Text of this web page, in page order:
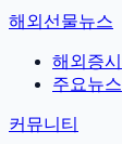
해외선물뉴스
해외증시
주요뉴스
커뮤니티